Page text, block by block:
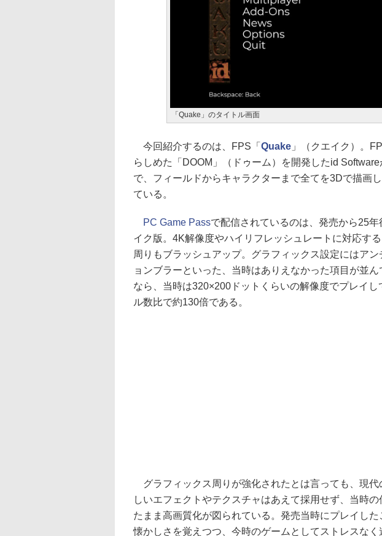
「Quake」のタイトル画面
今回紹介するのは、FPS「 Quake 」（クエイク）。
らしめた「DOOM」（ドゥーム）を開発したid
で、フィールドからキャラクターまで全てを3Dで描画
ている。
PC Game Passで配信されているのは、発売から25
イク版。4K解像度やハイリフレッシュレートに対応す
周りもブラッシュアップ。グラフィックス設定にはア
ョンブラーといった、当時はありえなかった項目が並
なら、当時は320×200ドットくらいの解像度でプレイ
ル数比で約130倍である。
グラフィックス周りが強化されたとは言っても、現代
しいエフェクトやテクスチャはあえて採用せず、当時
たまま高画質化が図られている。発売当時にプレイした
懐かしさを覚えつつ、今時のゲームとしてストレスな